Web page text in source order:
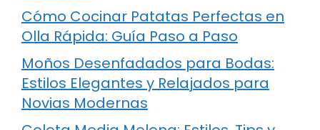
Cómo Cocinar Patatas Perfectas en
Olla Rápida: Guía Paso a Paso
Moños Desenfadados para Bodas:
Estilos Elegantes y Relajados para
Novias Modernas